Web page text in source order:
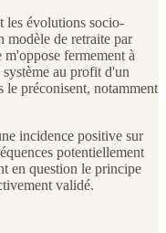
les évolutions socio-
modèle de retraite par
fermement à
au profit d'un
le préconisent, notamment
incidence positive sur
potentiellement
en question le principe
validé.